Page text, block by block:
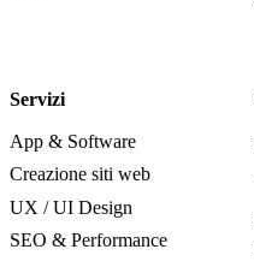
Servizi
App & Software
Creazione siti web
UX / UI Design
SEO & Performance